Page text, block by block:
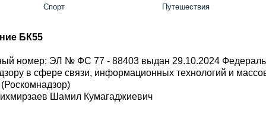
Спорт
Путешествия
БК55
номер: ЭЛ № ФС 77 - 88403 выдан 29.10.2024
в сфере связи, информационных технологий и
Шамил Кумагаджиевич